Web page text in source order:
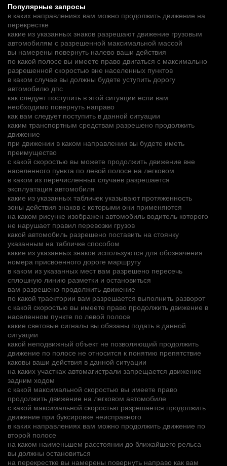
Популярные запросы
в каких направлениях вам можно продолжить движение на
перекрестке
какие из указанных знаков разрешают движение грузовым
автомобилям с разрешенной максимальной массой
вы намерены повернуть налево ваши действия
по какой полосе вы имеете право двигаться с максимально
разрешенной скоростью вне населенных пунктов
в каком случае вы должны будете уступить дорогу
автомобилю дпс
как следует поступить в этой ситуации если вам
необходимо повернуть направо
как вам следует поступить в данной ситуации
каким транспортным средствам разрешено продолжить
движение
при движении в каком направлении вы будете иметь
преимущество
с какой скоростью вы можете продолжить движение вне
населенного пункта по левой полосе на легковом
в каком из перечисленных случаев разрешается
эксплуатация автомобиля
какие из указанных табличек указывают протяженность
зоны действия знаков с которыми они применяются
на каком рисунке изображен автомобиль водитель которого
не нарушает правил перевозки грузов
какой автомобиль разрешено поставить на стоянку
указанным на табличке способом
какие из указанных знаков используются для обозначения
номера присвоенного дороге маршруту
в каком из указанных мест вам разрешено пересечь
сплошную линию разметки и остановиться
вам разрешено продолжить движение
по какой траектории вам разрешается выполнить разворот
с какой скоростью вы имеете право продолжить движение в
населенном пункте по левой полосе
какие световые сигналы вы обязаны подать в данной
ситуации
какой неподвижный объект не позволяющий продолжить
движение по полосе не относится к понятию препятствие
каковы ваши действия в данной ситуации
на каких участках автомагистрали запрещается движение
задним ходом
с какой максимальной скоростью вы имеете право
продолжить движение на легковом автомобиле
с какой максимальной скоростью разрешается продолжить
движение при буксировке неисправного
в каких направлениях вам можно продолжить движение по
второй полосе
на каком наименьшем расстоянии до ближайшего рельса
вы должны остановиться
на перекрестке вы намерены повернуть направо как вам